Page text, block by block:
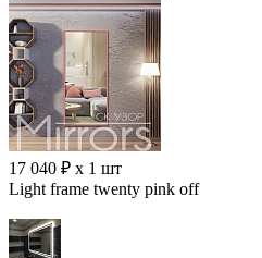
17 040 ₽ x 1 шт
Light frame twenty pink off